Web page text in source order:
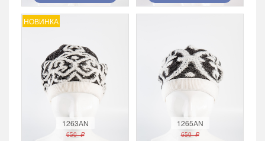
НОВИНКА
1263AN
650 r
1265AN
650 r